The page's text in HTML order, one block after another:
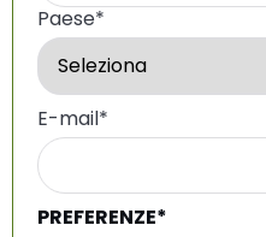
Paese*
E-mail*
PREFERENZE*